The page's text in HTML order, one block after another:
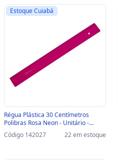
Estoque Cuiabá
Régua Plástica 30 Centímetros
Polibras Rosa Neon - Unitário -
200128 - 200128
Código 142027 22 em estoque